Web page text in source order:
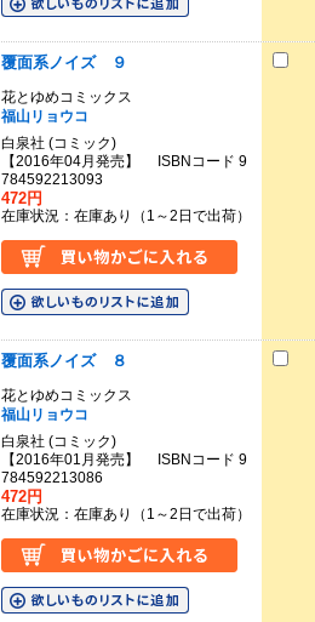
覆面系ノイズ ９
花とゆめコミックス
福山リョウコ
白泉社 (コミック)
【2016年04月発売】 ISBNコード 9
784592213093
472円
在庫状況：在庫あり（1～2日で出荷）
覆面系ノイズ ８
花とゆめコミックス
福山リョウコ
白泉社 (コミック)
【2016年01月発売】 ISBNコード 9
784592213086
472円
在庫状況：在庫あり（1～2日で出荷）